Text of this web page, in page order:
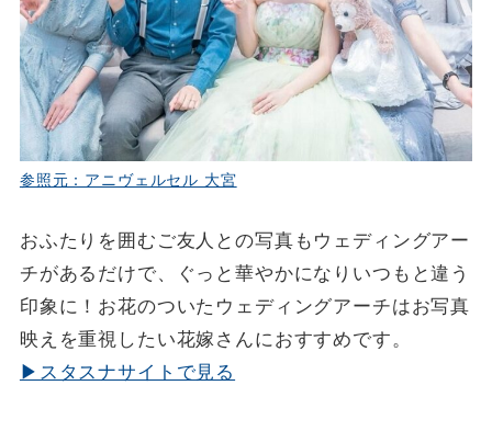
参照元：アニヴェルセル 大宮
おふたりを囲むご友人との写真もウェディングアー
チがあるだけで、ぐっと華やかになりいつもと違う
印象に！お花のついたウェディングアーチはお写真
映えを重視したい花嫁さんにおすすめです。
▶スタスナサイトで見る